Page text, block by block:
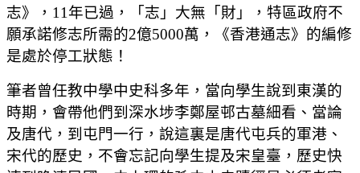
志》，11年已過，「志」大無「財」，特區政府不
願承諾修志所需的2億5000萬，《香港通志》的編修
是處於停工狀態！
筆者曾任教中學中史科多年，當向學生說到東漢的
時期，會帶他們到深水埗李鄭屋邨古墓細看、當論
及唐代，到屯門一行，說這裏是唐代屯兵的軍港、
宋代的歷史，不會忘記向學生提及宋皇臺，歷史快